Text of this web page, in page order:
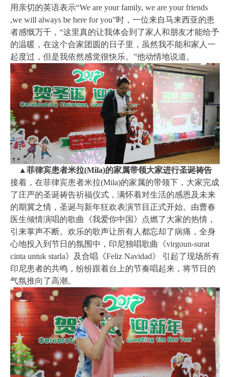
用亲切的英语表示“We are your family, we are your friends
,we will always be here for you”时，一位来自马来西亚的患
者感慨万千，“这里真的让我体会到了家人和朋友才能给予
的温暖，在这个合家团圆的日子里，虽然我不能和家人一
起度过，但是我依然感觉很快乐。”他动情地说道。
▲菲律宾患者米拉(Mila)的家属带领大家进行圣诞祷告
接着，在菲律宾患者米拉(Mila)的家属的带领下，大家完成
了庄严的圣诞祷告祈福仪式，满怀着对生活的感恩及未来
的期冀之情，圣诞与新年狂欢表演节目正式开始。由曹春
医生倾情演唱的歌曲《我爱你中国》点燃了大家的热情，
引来掌声不断。欢乐的歌声让所有人都忘却了病痛，全身
心地投入到节日的氛围中，印尼独唱歌曲《virgoun-surat
cinta untuk starla》及合唱《Feliz Navidad》 引起了现场所有
印尼患者的共鸣，纷纷跟着台上的节奏唱起来，将节日的
气氛推向了高潮。